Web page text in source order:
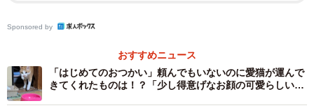
— ふみ (@xAzwizeAQXhHvPi)
「恐怖のおつかい」も…！？
この後、ふみさんは「紙ボールを玄関へ遠投して次の
『おつかい』を頼みました」と話しています。なお、ふみ
Sponsored by
おすすめニュース
「はじめてのおつかい」頼んでもいないのに愛猫が運んで
きてくれたものは！？「少し得意げなお顔の可愛らしいこ